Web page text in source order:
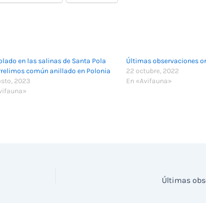
en las salinas de Santa Pola
común anillado en Polonia
2023
Últimas observaciones
22 octubre, 2022
En «Avifauna»
Últimas